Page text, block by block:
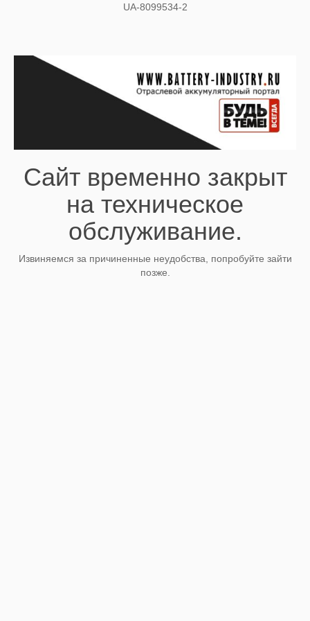
UA-8099534-2
Сайт временно закрыт
на техническое
обслуживание.
Извиняемся за причиненные неудобства, попробуйте зайти
позже.